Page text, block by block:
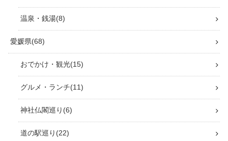
温泉・銭湯 8
愛媛県 68
おでかけ・観光 15
グルメ・ランチ 11
神社仏閣巡り 6
道の駅巡り 22